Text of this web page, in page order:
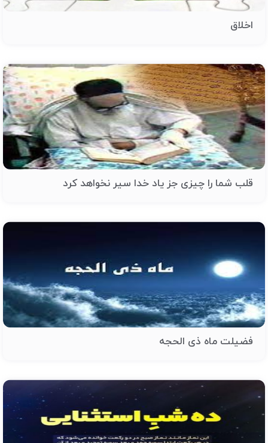
اخلاق
قلب شما را چیزی جز یاد خدا سیر نخواهد کرد
فضیلت ماه ذی الحجه